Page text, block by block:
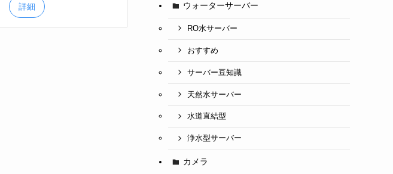
詳細 ウォーターサーバー
RO水サーバー
おすすめ
サーバー豆知識
天然水サーバー
水道直結型
浄水型サーバー
カメラ